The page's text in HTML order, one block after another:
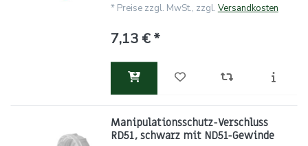
* Preise zzgl. MwSt., zzgl. Versandkosten
7,13 € *
Manipulationsschutz-Verschluss
RD51, schwarz mit ND51-Gewinde